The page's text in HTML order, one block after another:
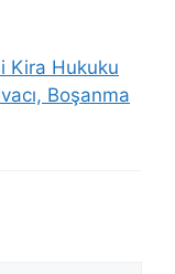
Kira Hukuku
Boşanma